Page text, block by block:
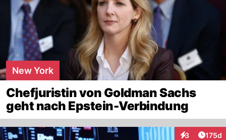
New York
Chefjuristin von Goldman Sachs
geht nach Epstein-Verbindung
3 175d